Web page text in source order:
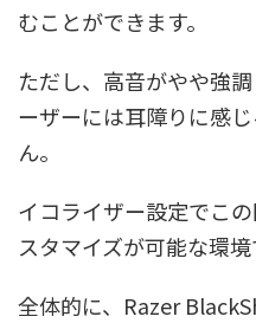
むことができます。
ただし、高音がやや強
ーザーには耳障りに感
ん。
イコライザー設定でこ
スタマイズが可能な環
全体的に、Razer